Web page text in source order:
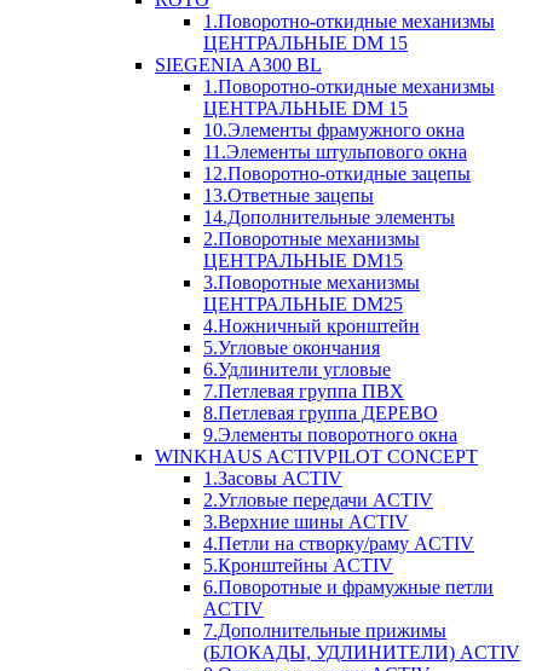
1.Поворотно-откидные механизмы
ЦЕНТРАЛЬНЫЕ DM 15
SIEGENIA A300 BL
1.Поворотно-откидные механизмы
ЦЕНТРАЛЬНЫЕ DM 15
10.Элементы фрамужного окна
11.Элементы штульпового окна
12.Поворотно-откидные зацепы
13.Ответные зацепы
14.Дополнительные элементы
2.Поворотные механизмы
ЦЕНТРАЛЬНЫЕ DM15
3.Поворотные механизмы
ЦЕНТРАЛЬНЫЕ DM25
4.Ножничный кронштейн
5.Угловые окончания
6.Удлинители угловые
7.Петлевая группа ПВХ
8.Петлевая группа ДЕРЕВО
9.Элементы поворотного окна
WINKHAUS ACTIVPILOT CONCEPT
1.Засовы ACTIV
2.Угловые передачи ACTIV
3.Верхние шины ACTIV
4.Петли на створку/раму ACTIV
5.Кронштейны ACTIV
6.Поворотные и фрамужные петли
ACTIV
7.Дополнительные прижимы
(БЛОКАДЫ, УДЛИНИТЕЛИ) ACTIV